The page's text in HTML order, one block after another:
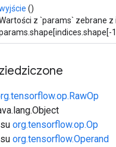
()
z `params` zebrane z
org.tensorflow.op.Op
org.tensorflow.Operand